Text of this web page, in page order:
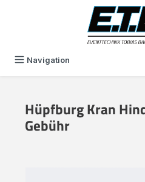
Navigation
Hüpfburg Kran
Gebühr